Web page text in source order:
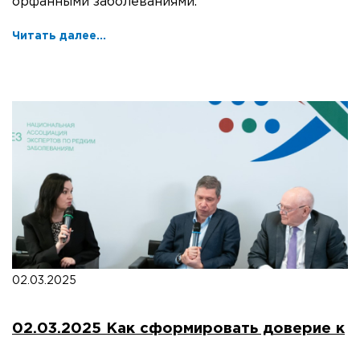
Читать далее...
02.03.2025
02.03.2025 Как сформировать доверие к